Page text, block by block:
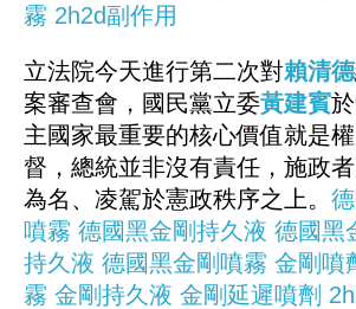
霧 2h2d副作用
立法院今天進行第二次對賴清德
案審查會，國民黨立委黃建賓
主國家最重要的核心價值就是
督，總統並非沒有責任，施政
為名、凌駕於憲政秩序之上。
噴霧 德國黑金剛持久液 德國黑
持久液 德國黑金剛噴霧 金剛噴
霧 金剛持久液 金剛延遲噴劑